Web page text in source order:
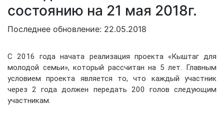
состоянию на 21 мая 2018г.
Последнее обновление: 22.05.2018
С 2016 года начата реализация проекта «Кыштаг для
молодой семьи», который рассчитан на 5 лет. Главным
условием проекта является то, что каждый участник
через 2 года должен передать 200 голов следующим
участникам.